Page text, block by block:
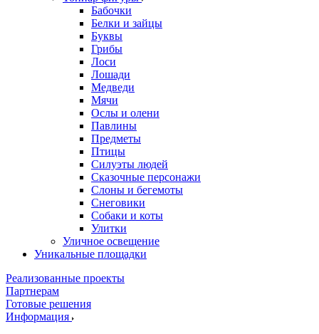
Бабочки
Белки и зайцы
Буквы
Грибы
Лоси
Лошади
Медведи
Мячи
Ослы и олени
Павлины
Предметы
Птицы
Силуэты людей
Сказочные персонажи
Слоны и бегемоты
Снеговики
Собаки и коты
Улитки
Уличное освещение
Уникальные площадки
Реализованные проекты
Партнерам
Готовые решения
Информация